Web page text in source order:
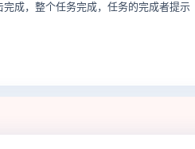
成，整个任务完成，任务的完成者提示